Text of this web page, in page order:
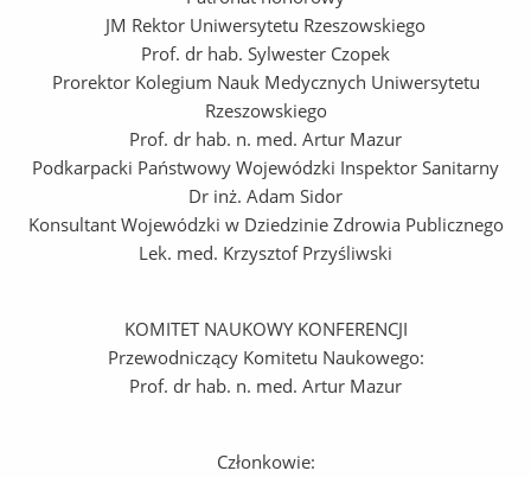
JM Rektor Uniwersytetu Rzeszowskiego
Prof. dr hab. Sylwester Czopek
Prorektor Kolegium Nauk Medycznych Uniwersytetu
Rzeszowskiego
Prof. dr hab. n. med. Artur Mazur
Podkarpacki Państwowy Wojewódzki Inspektor Sanitarny
Dr inż. Adam Sidor
Konsultant Wojewódzki w Dziedzinie Zdrowia Publicznego
Lek. med. Krzysztof Przyśliwski
KOMITET NAUKOWY KONFERENCJI
Przewodniczący Komitetu Naukowego:
Prof. dr hab. n. med. Artur Mazur
Członkowie: